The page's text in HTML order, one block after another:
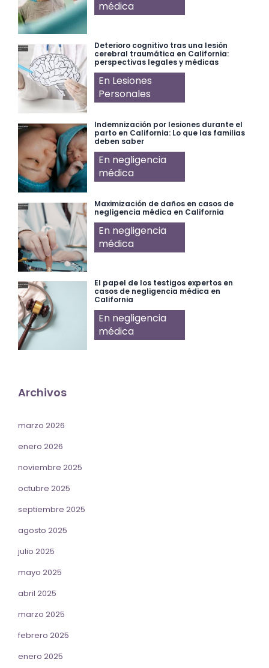
médica
Deterioro cognitivo tras una lesión
cerebral traumática en California:
perspectivas legales y médicas
En Lesiones
Personales
Indemnización por lesiones durante el
parto en California: Lo que las familias
deben saber
En negligencia
médica
Maximización de daños en casos de
negligencia médica en California
En negligencia
médica
El papel de los testigos expertos en
casos de negligencia médica en
California
En negligencia
médica
Archivos
marzo 2026
enero 2026
noviembre 2025
octubre 2025
septiembre 2025
agosto 2025
julio 2025
mayo 2025
abril 2025
marzo 2025
febrero 2025
enero 2025